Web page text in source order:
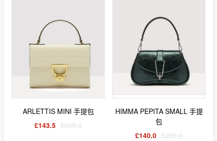
ARLETTIS MINI 手提包
£143.5 £205.0
HIMMA PEPITA SMALL 手提
包
£140.0 £280.0